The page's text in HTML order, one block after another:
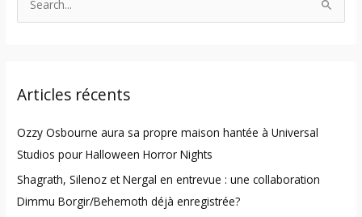
c
f
o
r
:
Articles récents
Ozzy Osbourne aura sa propre maison hantée à Universal
Studios pour Halloween Horror Nights
Shagrath, Silenoz et Nergal en entrevue : une collaboration
Dimmu Borgir/Behemoth déjà enregistrée?